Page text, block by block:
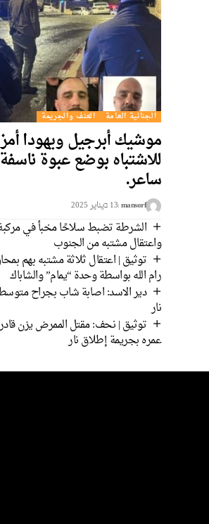
الجنائية العامة العنف والجريمة
موشيك أبرجيل ويهودا
للاشتباه بوضع عبوة
ساعر.
mansorf13 בيناير 2025
الشرطة تضبط سلاحًا مخبأ في
واعتقال مشتبه من الجنوب
توثيق | اعتقال ثلاثة مشتبه بهم
رام الله بواسطة وحدة “يمام” والشاباك
دير الاسد: اصابة شاب بجراح
نار
توثيق | نحف: مقتل الممرض يزن
عمره بجريمة إطلاق نار